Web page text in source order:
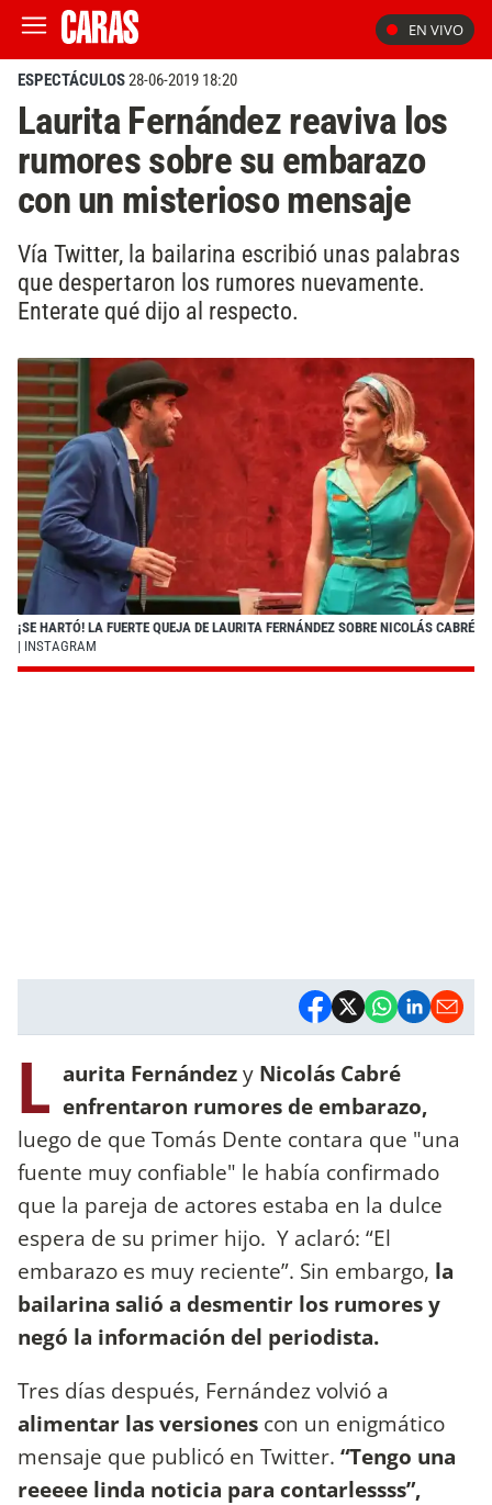
EN VIVO
ESPECTÁCULOS28-06-2019 18:20
Laurita Fernández reaviva los
rumores sobre su embarazo
con un misterioso mensaje
Vía Twitter, la bailarina escribió unas palabras
que despertaron los rumores nuevamente.
Enterate qué dijo al respecto.
¡SE HARTÓ! LA FUERTE QUEJA DE LAURITA FERNÁNDEZ SOBRE NICOLÁS CABRÉ
| INSTAGRAM
L aurita Fernándezy Nicolás Cabré
enfrentaron rumores de embarazo,
luego de que Tomás Dente contara que "una
fuente muy confiable" le había confirmado
que la pareja de actores estaba en la dulce
espera de su primer hijo. Y aclaró: “El
embarazo es muy reciente”. Sin embargo, la
bailarina salió a desmentir los rumores y
negó la información del periodista.
Tres días después, Fernández volvió a
alimentar las versiones con un enigmático
mensaje que publicó en Twitter. “Tengo una
reeeee linda noticia para contarlessss”,